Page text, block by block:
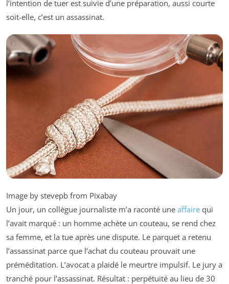
l’intention de tuer est suivie d’une préparation, aussi courte
soit-elle, c’est un assassinat.
Image by stevepb from Pixabay
Un jour, un collègue journaliste m’a raconté une affaire qui
l’avait marqué : un homme achète un couteau, se rend chez
sa femme, et la tue après une dispute. Le parquet a retenu
l’assassinat parce que l’achat du couteau prouvait une
préméditation. L’avocat a plaidé le meurtre impulsif. Le jury a
tranché pour l’assassinat. Résultat : perpétuité au lieu de 30